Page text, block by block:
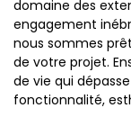
domaine des
engagement
nous sommes
de votre projet.
de vie qui
fonctionnalité,